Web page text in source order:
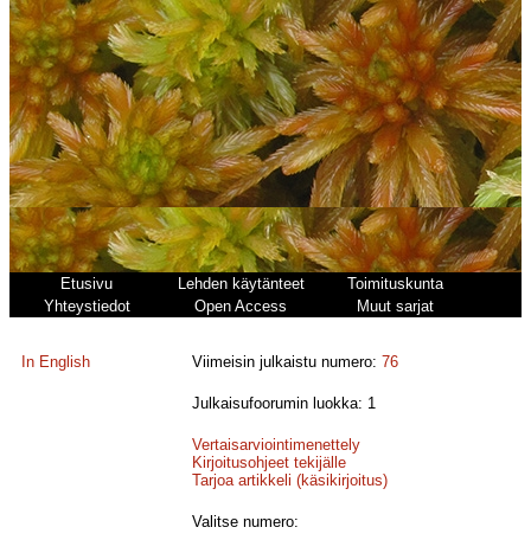
Etusivu Lehden käytänteet
Toimituskunta
Yhteystiedot
Open Access Muut sarjat
In English Viimeisin julkaistu numero:76
Julkaisufoorumin luokka: 1
Vertaisarviointimenettely
Kirjoitusohjeet tekijälle
Tarjoa artikkeli (käsikirjoitus)
Valitse numero: